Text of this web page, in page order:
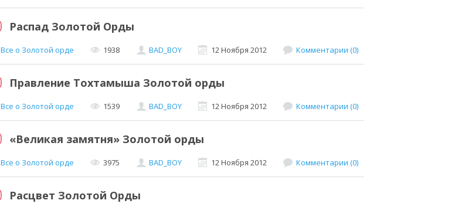
Распад Золотой Орды
Все о Золотой орде 1938 BAD_BOY 12 Ноября 2012 Комментарии (0)
Правление Тохтамыша Золотой орды
Все о Золотой орде 1539 BAD_BOY 12 Ноября 2012 Комментарии (0)
«Великая замятня» Золотой орды
Все о Золотой орде 3975 BAD_BOY 12 Ноября 2012 Комментарии (0)
Расцвет Золотой Орды